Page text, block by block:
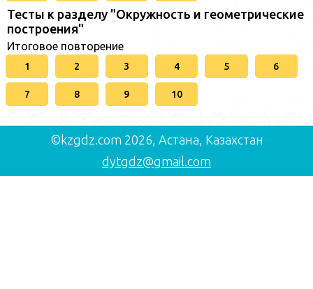
Тесты к разделу "Окружность и геометрические
построения"
Итоговое повторение
1 2 3 4 5 6
7 8 9 10
©kzgdz.com 2026, Астана, Казахстан
dytgdz@gmail.com